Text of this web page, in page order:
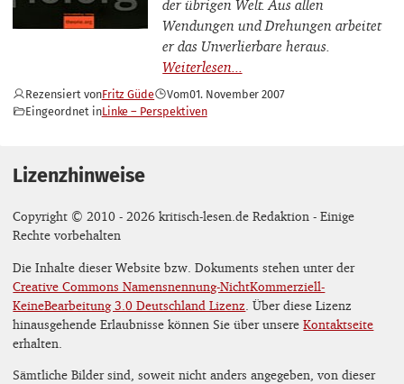
der übrigen Welt. Aus allen
Wendungen und Drehungen arbeitet
er das Unverlierbare heraus.
Rezensiert vonFritz Güde Vom01. November 2007
Eingeordnet inLinke – Perspektiven
Lizenzhinweise
Copyright © 2010 - 2026 kritisch-lesen.de Redaktion - Einige
Rechte vorbehalten
Die Inhalte dieser Website bzw. Dokuments stehen unter der
Creative Commons Namensnennung-NichtKommerziell-
KeineBearbeitung 3.0 Deutschland Lizenz . Über diese Lizenz
hinausgehende Erlaubnisse können Sie über unsereKontaktseite
erhalten.
Sämtliche Bilder sind, soweit nicht anders angegeben, von dieser